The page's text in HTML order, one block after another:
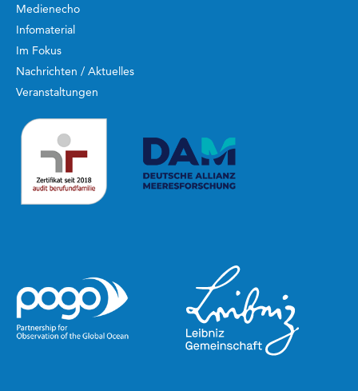
Medienecho
Infomaterial
Im Fokus
Nachrichten / Aktuelles
Veranstaltungen